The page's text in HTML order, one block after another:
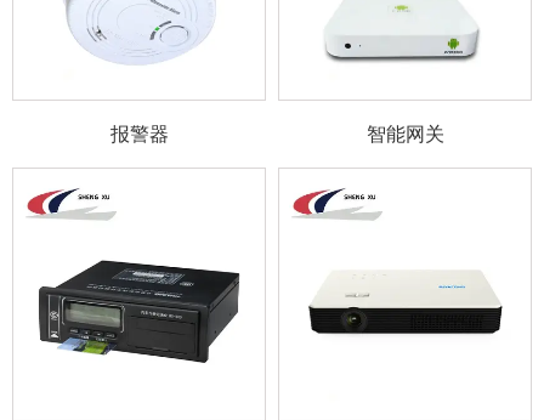
全国咨询电话：
0755-26686106
报警器 智能网关